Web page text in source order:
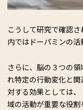
こうして研究で確認
内ではドーパミンの活
さらに、脳の３つの
れ特定の行動変化と
対する効果としては
域の活動が重要な役